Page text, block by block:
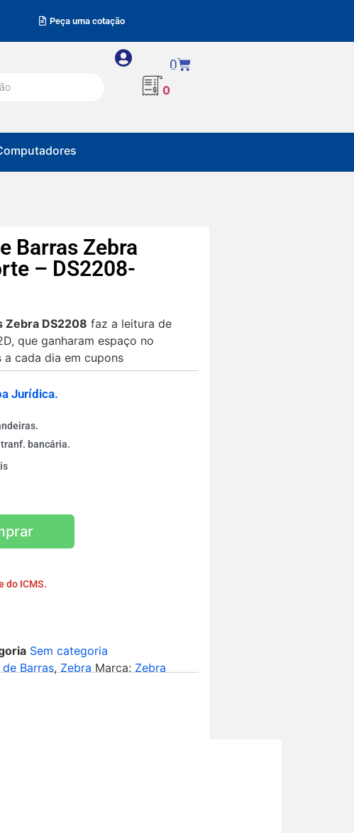
Peça uma cotação
0
0
Barras Zebra
– DS2208-
Zebra DS2208 faz a leitura de
que ganharam espaço no
a cada dia em cupons
Jurídica.
bancária.
carrinho
do ICMS.
Sem categoria
Barras, Zebra Marca: Zebra